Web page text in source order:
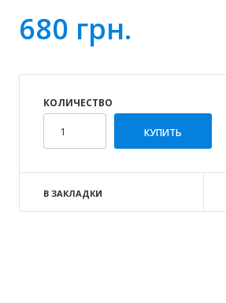
680 грн.
КОЛИЧЕСТВО
В ЗАКЛАДКИ